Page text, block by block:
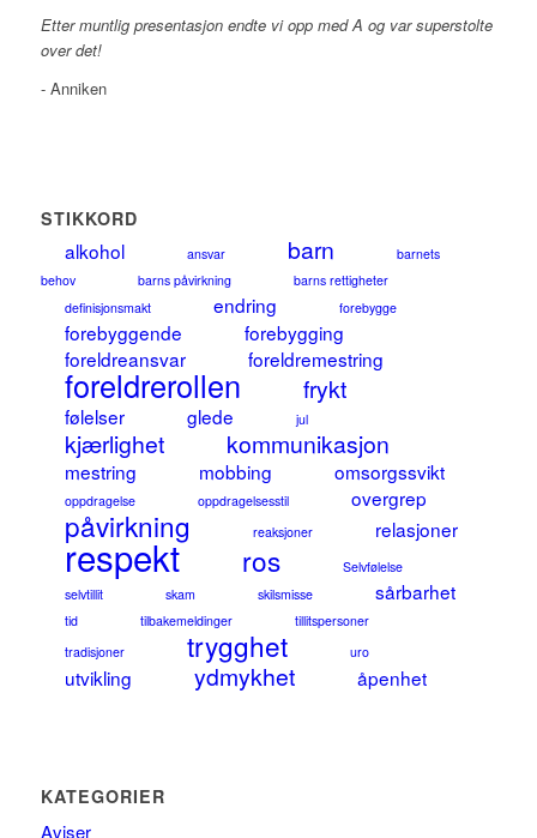
Etter muntlig presentasjon endte vi opp med A og var superstolte
over det!
- Anniken
STIKKORD
alkohol ansvar barn
barnets
behov
barns påvirkning
barns rettigheter
definisjonsmakt
endring forebygge
forebyggende
forebygging
foreldreansvar
foreldremestring
foreldrerollen frykt
følelser glede jul
kjærlighet kommunikasjon
mestring mobbing omsorgssvikt
oppdragelse oppdragelsesstil overgrep
påvirkning reaksjoner relasjoner
respekt ros
Selvfølelse
selvtillit
skam skilsmisse sårbarhet
tid tilbakemeldinger
tillitspersoner
tradisjoner
trygghet uro
utvikling ydmykhet åpenhet
KATEGORIER
Aviser